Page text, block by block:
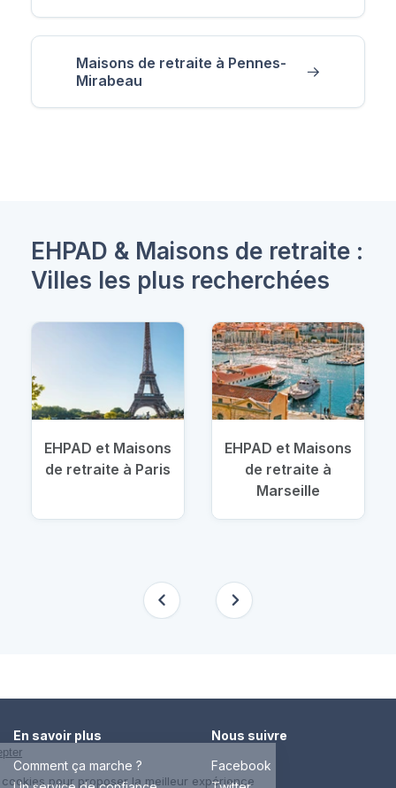
Maisons de retraite à Pennes-
Mirabeau
EHPAD & Maisons de retraite :
Villes les plus recherchées
EHPAD et Maisons
de retraite à Paris
EHPAD et Maisons
de retraite à
Marseille
En savoir plus
Comment ça marche ?
Nous suivre
Facebook